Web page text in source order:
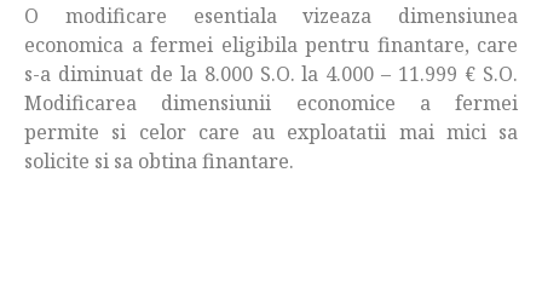
O modificare esentiala vizeaza dimensiunea
economica a fermei eligibila pentru finantare, care
s-a diminuat de la 8.000 S.O. la 4.000 – 11.999 € S.O.
Modificarea dimensiunii economice a fermei
permite si celor care au exploatatii mai mici sa
solicite si sa obtina finantare.